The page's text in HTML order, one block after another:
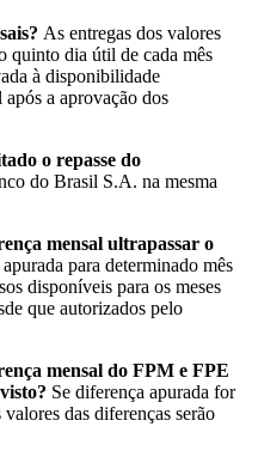
As entregas dos valores
quinto dia útil de cada mês
à disponibilidade
a aprovação dos
o repasse do
do Brasil S.A. na mesma
mensal ultrapassar o
para determinado mês
disponíveis para os meses
que autorizados pelo
mensal do FPM e FPE
Se diferença apurada for
das diferenças serão